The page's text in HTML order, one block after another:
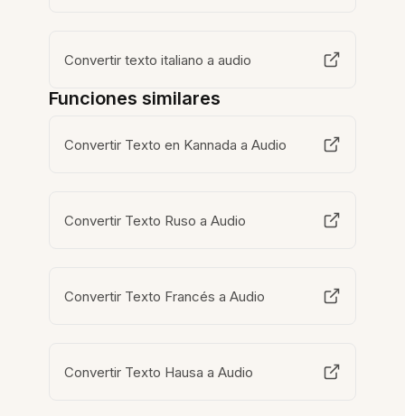
Convertir texto italiano a audio
Funciones similares
Convertir Texto en Kannada a Audio
Convertir Texto Ruso a Audio
Convertir Texto Francés a Audio
Convertir Texto Hausa a Audio